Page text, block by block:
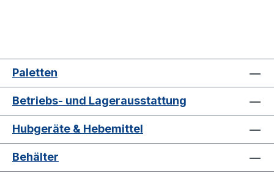
Paletten
Betriebs- und Lagerausstattung
Hubgeräte & Hebemittel
Behälter